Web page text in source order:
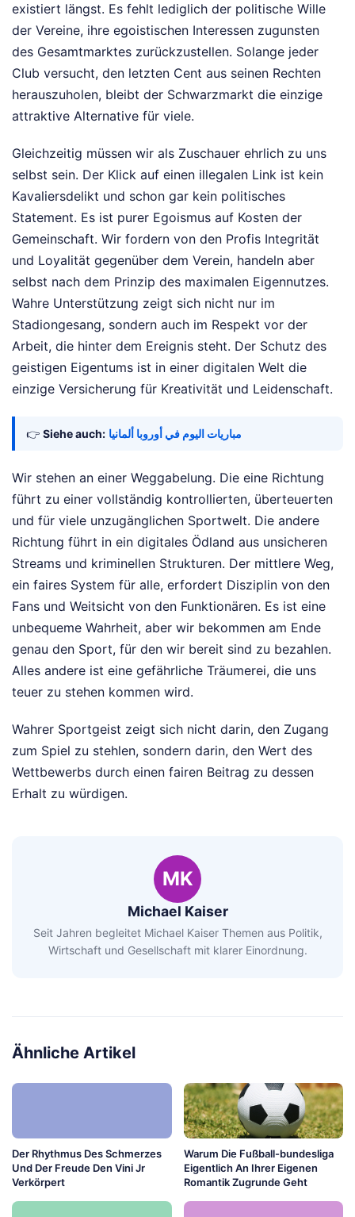
existiert längst. Es fehlt lediglich der politische Wille
der Vereine, ihre egoistischen Interessen zugunsten
des Gesamtmarktes zurückzustellen. Solange jeder
Club versucht, den letzten Cent aus seinen Rechten
herauszuholen, bleibt der Schwarzmarkt die einzige
attraktive Alternative für viele.
Gleichzeitig müssen wir als Zuschauer ehrlich zu uns
selbst sein. Der Klick auf einen illegalen Link ist kein
Kavaliersdelikt und schon gar kein politisches
Statement. Es ist purer Egoismus auf Kosten der
Gemeinschaft. Wir fordern von den Profis Integrität
und Loyalität gegenüber dem Verein, handeln aber
selbst nach dem Prinzip des maximalen Eigennutzes.
Wahre Unterstützung zeigt sich nicht nur im
Stadiongesang, sondern auch im Respekt vor der
Arbeit, die hinter dem Ereignis steht. Der Schutz des
geistigen Eigentums ist in einer digitalen Welt die
einzige Versicherung für Kreativität und Leidenschaft.
👉 Siehe auch: مباريات اليوم في أوروبا ألمانيا
Wir stehen an einer Weggabelung. Die eine Richtung
führt zu einer vollständig kontrollierten, überteuerten
und für viele unzugänglichen Sportwelt. Die andere
Richtung führt in ein digitales Ödland aus unsicheren
Streams und kriminellen Strukturen. Der mittlere Weg,
ein faires System für alle, erfordert Disziplin von den
Fans und Weitsicht von den Funktionären. Es ist eine
unbequeme Wahrheit, aber wir bekommen am Ende
genau den Sport, für den wir bereit sind zu bezahlen.
Alles andere ist eine gefährliche Träumerei, die uns
teuer zu stehen kommen wird.
Wahrer Sportgeist zeigt sich nicht darin, den Zugang
zum Spiel zu stehlen, sondern darin, den Wert des
Wettbewerbs durch einen fairen Beitrag zu dessen
Erhalt zu würdigen.
MK
Michael Kaiser
Seit Jahren begleitet Michael Kaiser Themen aus Politik,
Wirtschaft und Gesellschaft mit klarer Einordnung.
Ähnliche Artikel
Der Rhythmus Des Schmerzes
Und Der Freude Den Vini Jr
Verkörpert
Warum Die Fußball-bundesliga
Eigentlich An Ihrer Eigenen
Romantik Zugrunde Geht